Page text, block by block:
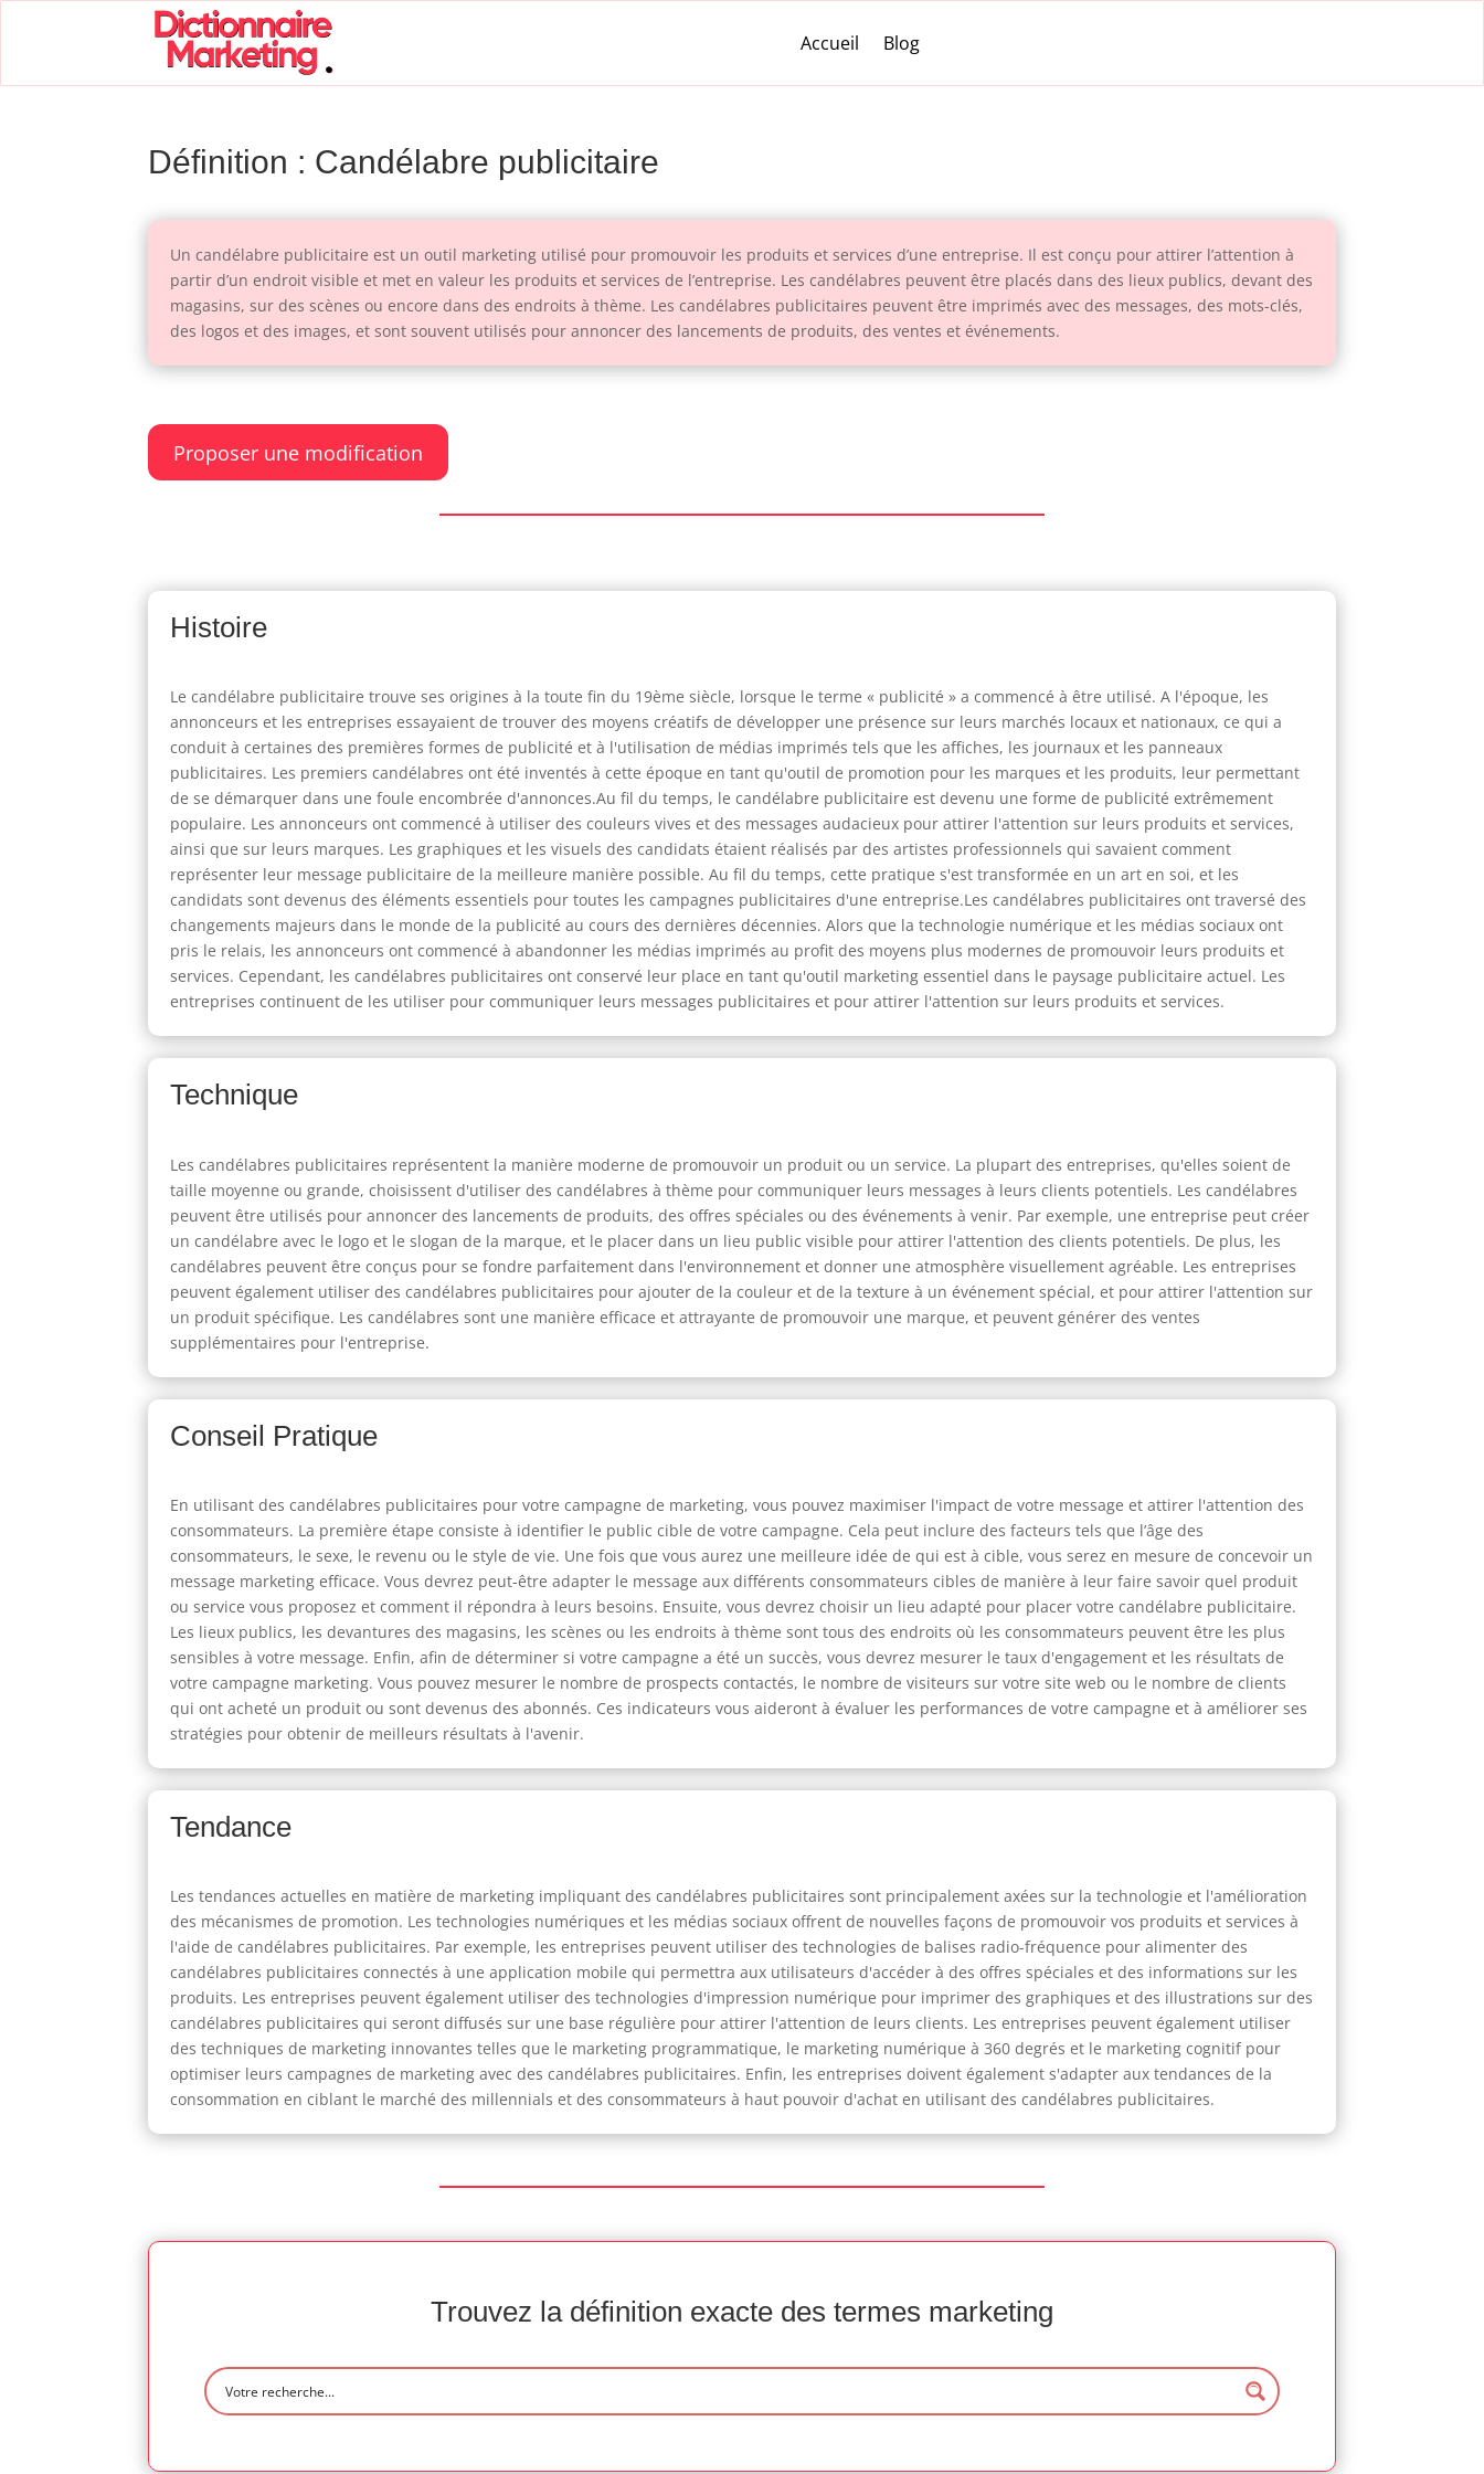
Accueil Blog
Définition : Candélabre publicitaire
Un candélabre publicitaire est un outil marketing utilisé pour promouvoir les produits et services d’une entreprise. Il est conçu pour attirer l’attention à
partir d’un endroit visible et met en valeur les produits et services de l’entreprise. Les candélabres peuvent être placés dans des lieux publics, devant des
magasins, sur des scènes ou encore dans des endroits à thème. Les candélabres publicitaires peuvent être imprimés avec des messages, des mots-clés,
des logos et des images, et sont souvent utilisés pour annoncer des lancements de produits, des ventes et événements.
Proposer une modification
Histoire
Le candélabre publicitaire trouve ses origines à la toute fin du 19ème siècle, lorsque le terme « publicité » a commencé à être utilisé. A l'époque, les
annonceurs et les entreprises essayaient de trouver des moyens créatifs de développer une présence sur leurs marchés locaux et nationaux, ce qui a
conduit à certaines des premières formes de publicité et à l'utilisation de médias imprimés tels que les affiches, les journaux et les panneaux
publicitaires. Les premiers candélabres ont été inventés à cette époque en tant qu'outil de promotion pour les marques et les produits, leur permettant
de se démarquer dans une foule encombrée d'annonces.Au fil du temps, le candélabre publicitaire est devenu une forme de publicité extrêmement
populaire. Les annonceurs ont commencé à utiliser des couleurs vives et des messages audacieux pour attirer l'attention sur leurs produits et services,
ainsi que sur leurs marques. Les graphiques et les visuels des candidats étaient réalisés par des artistes professionnels qui savaient comment
représenter leur message publicitaire de la meilleure manière possible. Au fil du temps, cette pratique s'est transformée en un art en soi, et les
candidats sont devenus des éléments essentiels pour toutes les campagnes publicitaires d'une entreprise.Les candélabres publicitaires ont traversé des
changements majeurs dans le monde de la publicité au cours des dernières décennies. Alors que la technologie numérique et les médias sociaux ont
pris le relais, les annonceurs ont commencé à abandonner les médias imprimés au profit des moyens plus modernes de promouvoir leurs produits et
services. Cependant, les candélabres publicitaires ont conservé leur place en tant qu'outil marketing essentiel dans le paysage publicitaire actuel. Les
entreprises continuent de les utiliser pour communiquer leurs messages publicitaires et pour attirer l'attention sur leurs produits et services.
Technique
Les candélabres publicitaires représentent la manière moderne de promouvoir un produit ou un service. La plupart des entreprises, qu'elles soient de
taille moyenne ou grande, choisissent d'utiliser des candélabres à thème pour communiquer leurs messages à leurs clients potentiels. Les candélabres
peuvent être utilisés pour annoncer des lancements de produits, des offres spéciales ou des événements à venir. Par exemple, une entreprise peut créer
un candélabre avec le logo et le slogan de la marque, et le placer dans un lieu public visible pour attirer l'attention des clients potentiels. De plus, les
candélabres peuvent être conçus pour se fondre parfaitement dans l'environnement et donner une atmosphère visuellement agréable. Les entreprises
peuvent également utiliser des candélabres publicitaires pour ajouter de la couleur et de la texture à un événement spécial, et pour attirer l'attention sur
un produit spécifique. Les candélabres sont une manière efficace et attrayante de promouvoir une marque, et peuvent générer des ventes
supplémentaires pour l'entreprise.
Conseil Pratique
En utilisant des candélabres publicitaires pour votre campagne de marketing, vous pouvez maximiser l'impact de votre message et attirer l'attention des
consommateurs. La première étape consiste à identifier le public cible de votre campagne. Cela peut inclure des facteurs tels que l’âge des
consommateurs, le sexe, le revenu ou le style de vie. Une fois que vous aurez une meilleure idée de qui est à cible, vous serez en mesure de concevoir un
message marketing efficace. Vous devrez peut-être adapter le message aux différents consommateurs cibles de manière à leur faire savoir quel produit
ou service vous proposez et comment il répondra à leurs besoins. Ensuite, vous devrez choisir un lieu adapté pour placer votre candélabre publicitaire.
Les lieux publics, les devantures des magasins, les scènes ou les endroits à thème sont tous des endroits où les consommateurs peuvent être les plus
sensibles à votre message. Enfin, afin de déterminer si votre campagne a été un succès, vous devrez mesurer le taux d'engagement et les résultats de
votre campagne marketing. Vous pouvez mesurer le nombre de prospects contactés, le nombre de visiteurs sur votre site web ou le nombre de clients
qui ont acheté un produit ou sont devenus des abonnés. Ces indicateurs vous aideront à évaluer les performances de votre campagne et à améliorer ses
stratégies pour obtenir de meilleurs résultats à l'avenir.
Tendance
Les tendances actuelles en matière de marketing impliquant des candélabres publicitaires sont principalement axées sur la technologie et l'amélioration
des mécanismes de promotion. Les technologies numériques et les médias sociaux offrent de nouvelles façons de promouvoir vos produits et services à
l'aide de candélabres publicitaires. Par exemple, les entreprises peuvent utiliser des technologies de balises radio-fréquence pour alimenter des
candélabres publicitaires connectés à une application mobile qui permettra aux utilisateurs d'accéder à des offres spéciales et des informations sur les
produits. Les entreprises peuvent également utiliser des technologies d'impression numérique pour imprimer des graphiques et des illustrations sur des
candélabres publicitaires qui seront diffusés sur une base régulière pour attirer l'attention de leurs clients. Les entreprises peuvent également utiliser
des techniques de marketing innovantes telles que le marketing programmatique, le marketing numérique à 360 degrés et le marketing cognitif pour
optimiser leurs campagnes de marketing avec des candélabres publicitaires. Enfin, les entreprises doivent également s'adapter aux tendances de la
consommation en ciblant le marché des millennials et des consommateurs à haut pouvoir d'achat en utilisant des candélabres publicitaires.
Trouvez la définition exacte des termes marketing